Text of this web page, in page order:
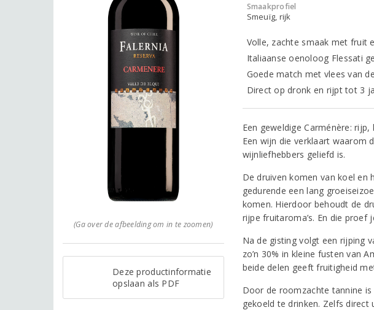
(Ga over de afbeelding om in te zoomen)
Deze productinformatie
opslaan als PDF
Smaakprofiel
Smeuïg, rijk
Volle, zachte smaak met fruit
Italiaanse oenoloog Flessati
Goede match met vlees van
Direct op dronk en rijpt tot 3
Een geweldige Carménère:
Een wijn die verklaart waarom
wijnliefhebbers geliefd is.
De druiven komen van koel en
gedurende een lang
komen. Hierdoor behoudt de
rijpe fruitaroma’s. En die proef
Na de gisting volgt een rijping
zo’n 30% in kleine fusten van
beide delen geeft fruitigheid
Door de roomzachte tannine
gekoeld te drinken. Zelfs